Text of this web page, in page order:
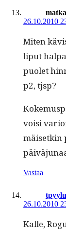
26.10.2010
Miten
liput
puo­let
p2, tjsp?
voisi
mäisetkin
Vastaa
26.10.2010
Kalle,